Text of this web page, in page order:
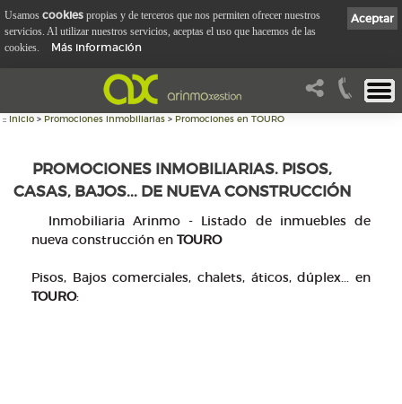
:: Inicio > Promociones inmobiliarias > Promociones en TOURO
PROMOCIONES INMOBILIARIAS. PISOS,
CASAS, BAJOS... DE NUEVA CONSTRUCCIÓN
Inmobiliaria Arinmo - Listado de inmuebles de
nueva construcción en TOURO
Pisos, Bajos comerciales, chalets, áticos, dúplex... en
TOURO:
Aceptar
Usamos cookies propias y de terceros que nos permiten ofrecer nuestros
servicios. Al utilizar nuestros servicios, aceptas el uso que hacemos de las
cookies.
Más información